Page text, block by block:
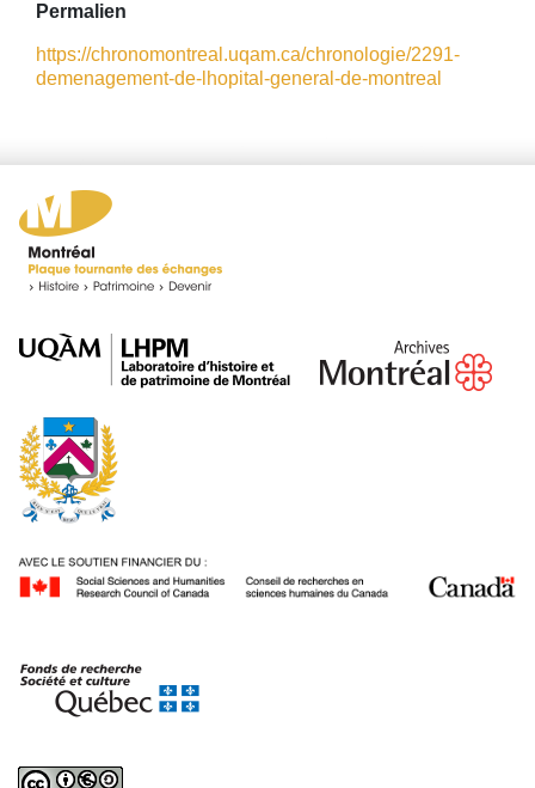
Permalien
https://chronomontreal.uqam.ca/chronologie/2291-
demenagement-de-lhopital-general-de-montreal